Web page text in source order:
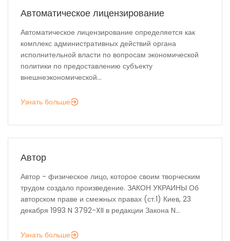
Автоматическое лицензирование
Автоматическое лицензирование определяется как
комплекс административных действий органа
исполнительной власти по вопросам экономической
политики по предоставлению субъекту
внешнеэкономической...
Узнать больше
Автор
Автор - физическое лицо, которое своим творческим
трудом создало произведение. ЗАКОН УКРАИНЫ Об
авторском праве и смежных правах (ст.1) Киев, 23
декабря 1993 N 3792-XII в редакции Закона N...
Узнать больше